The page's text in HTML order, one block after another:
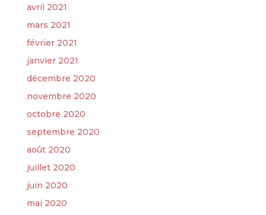
avril 2021
mars 2021
février 2021
janvier 2021
décembre 2020
novembre 2020
octobre 2020
septembre 2020
août 2020
juillet 2020
juin 2020
mai 2020